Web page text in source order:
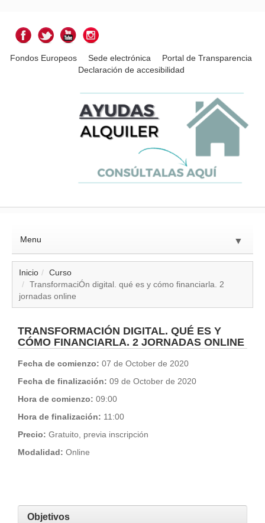
Fondos Europeos Sede electrónica
Portal de Transparencia
Declaración de accesibilidad
Menu ▼
Inicio
Curso
TransformaciÓn digital. qué es y cómo financiarla. 2
jornadas online
TRANSFORMACIÓN DIGITAL. QUÉ ES Y
CÓMO FINANCIARLA. 2 JORNADAS ONLINE
Fecha de comienzo: 07 de October de 2020
Fecha de finalización: 09 de October de 2020
Hora de comienzo: 09:00
Hora de finalización: 11:00
Precio: Gratuito, previa inscripción
Modalidad: Online
Objetivos